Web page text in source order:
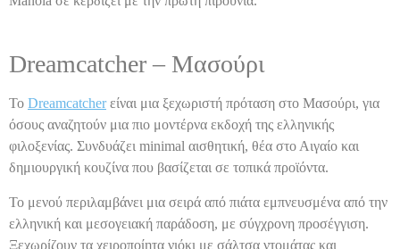
Dreamcatcher – Μασούρι
Το Dreamcatcherείναι μια ξεχωριστή πρόταση στο Μασούρι, για
όσους αναζητούν μια πιο μοντέρνα εκδοχή της ελληνικής
φιλοξενίας. Συνδυάζει minimal αισθητική, θέα στο Αιγαίο και
δημιουργική κουζίνα που βασίζεται σε τοπικά προϊόντα.
Το μενού περιλαμβάνει μια σειρά από πιάτα εμπνευσμένα από την
ελληνική και μεσογειακή παράδοση, με σύγχρονη προσέγγιση.
Ξεχωρίζουν τα χειροποίητα νιόκι με σάλτσα ντομάτας και